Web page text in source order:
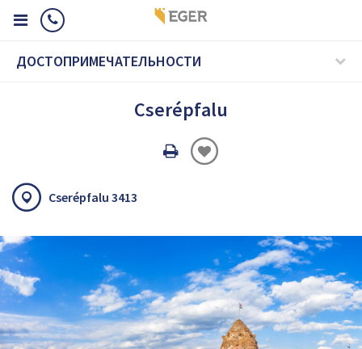
ДОСТОПРИМЕЧАТЕЛЬНОСТИ
Cserépfalu
Oldal
Cserépfalu 3413